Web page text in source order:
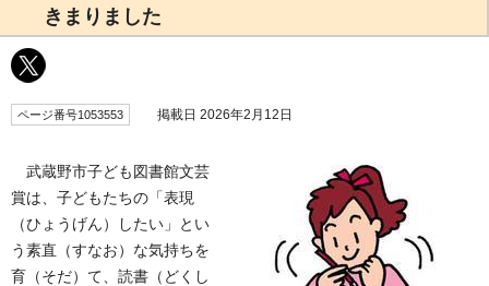
きまりました
ページ番号1053553 掲載日 2026年2月12日
武蔵野市子ども図書館文芸
賞は、子どもたちの「表現
（ひょうげん）したい」とい
う素直（すなお）な気持ちを
育（そだ）て、読書（どくし